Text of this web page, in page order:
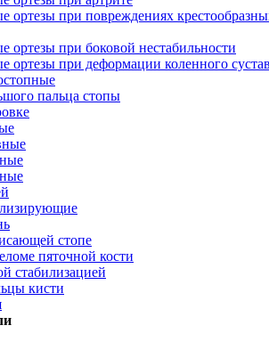
ортезы при повреждениях
ортезы при боковой нестабильности
ортезы при деформации коленного
пальца стопы
стопе
пяточной кости
стабилизацией
кисти